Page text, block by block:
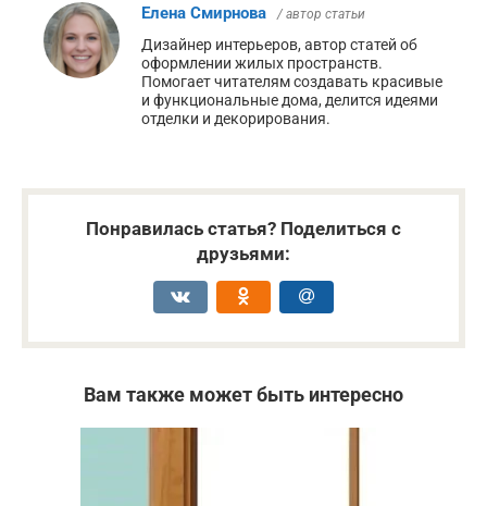
Елена Смирнова / автор статьи
Дизайнер интерьеров, автор статей об
оформлении жилых пространств.
Помогает читателям создавать красивые
и функциональные дома, делится идеями
отделки и декорирования.
Понравилась статья? Поделиться с
друзьями:
Вам также может быть интересно